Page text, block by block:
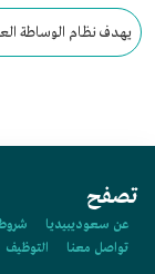
يهدف نظام الوساطة
تصفح
عن سعوديبيديا
تواصل معنا
التوظيف